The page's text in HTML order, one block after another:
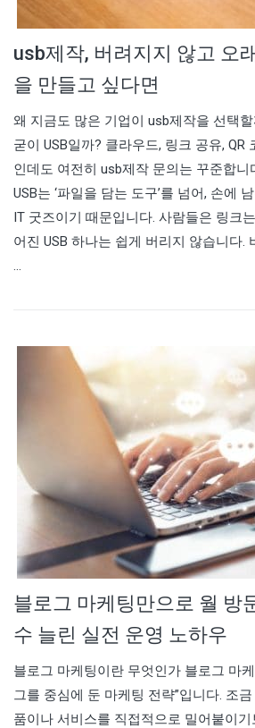
usb제작, 버려지지 않고 오
을 만들고 싶다면
왜 지금도 많은 기업이 usb제작을 선택
굳이 USB일까? 클라우드, 링크 공유, QR
인데도 여전히 usb제작 문의는 꾸준합니
USB는 ‘파일을 담는 도구’를 넘어, 손에
IT 굿즈이기 때문입니다. 사람들은 링크
어진 USB 하나는 쉽게 버리지 않습니다.
…
블로그 마케팅만으로 월 방
수 늘린 실전 운영 노하우
블로그 마케팅이란 무엇인가 블로그 마
그를 중심에 둔 마케팅 전략”입니다. 조
품이나 서비스를 직접적으로 밀어붙이